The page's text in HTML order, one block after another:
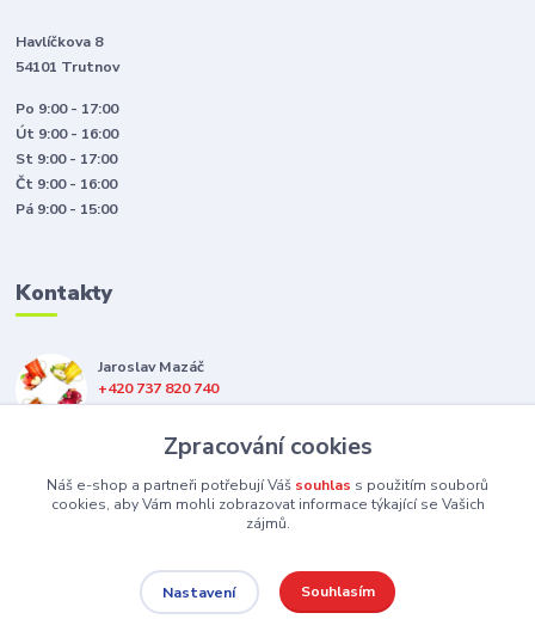
Havlíčkova 8
54101 Trutnov
Po 9:00 - 17:00
Út 9:00 - 16:00
St 9:00 - 17:00
Čt 9:00 - 16:00
Pá 9:00 - 15:00
Kontakty
Jaroslav Mazáč
+420 737 820 740
(Po-Pá, 8-16 hod.)
jsme@hotappleshop.cz
Upravit sběr cookies.
Zpracování cookies
Náš e-shop a partneři potřebují Váš souhlas s použitím souborů
cookies, aby Vám mohli zobrazovat informace týkající se Vašich
zájmů.
Nastavení Souhlasím